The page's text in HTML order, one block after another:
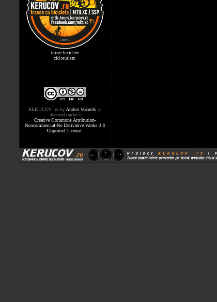
trasee biciclete
cicloturism
KERUCOV .ro by Andrei Vocurek is
licensed under a
Creative Commons Attribution-
Noncommercial-No Derivative Works 3.0
Unported License